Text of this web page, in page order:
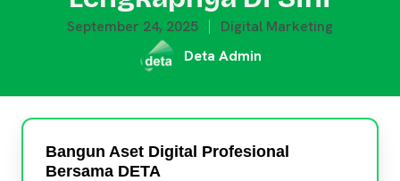
September 24, 2025
Digital Marketing
Deta Admin
Bangun Aset Digital Profesional
Bersama DETA